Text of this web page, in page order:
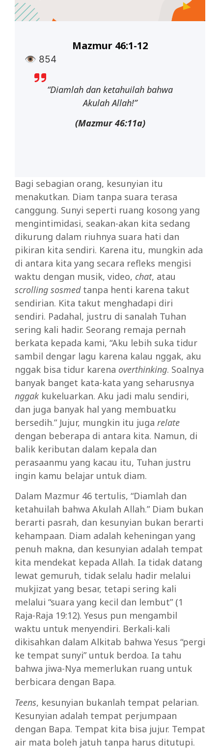
👁 854
Mazmur 46:1-12
“Diamlah dan ketahuilah bahwa
Akulah Allah!”
(Mazmur 46:11a)
Bagi sebagian orang, kesunyian itu
menakutkan. Diam tanpa suara terasa
canggung. Sunyi seperti ruang kosong yang
mengintimidasi, seakan-akan kita sedang
dikurung dalam riuhnya suara hati dan
pikiran kita sendiri. Karena itu, mungkin ada
di antara kita yang secara refleks mengisi
waktu dengan musik, video, chat, atau
scrolling sosmed tanpa henti karena takut
sendirian. Kita takut menghadapi diri
sendiri. Padahal, justru di sanalah Tuhan
sering kali hadir. Seorang remaja pernah
berkata kepada kami, “Aku lebih suka tidur
sambil dengar lagu karena kalau nggak, aku
nggak bisa tidur karena overthinking. Soalnya
banyak banget kata-kata yang seharusnya
nggak kukeluarkan. Aku jadi malu sendiri,
dan juga banyak hal yang membuatku
bersedih.” Jujur, mungkin itu juga relate
dengan beberapa di antara kita. Namun, di
balik keributan dalam kepala dan
perasaanmu yang kacau itu, Tuhan justru
ingin kamu belajar untuk diam.
Dalam Mazmur 46 tertulis, “Diamlah dan
ketahuilah bahwa Akulah Allah.” Diam bukan
berarti pasrah, dan kesunyian bukan berarti
kehampaan. Diam adalah keheningan yang
penuh makna, dan kesunyian adalah tempat
kita mendekat kepada Allah. Ia tidak datang
lewat gemuruh, tidak selalu hadir melalui
mukjizat yang besar, tetapi sering kali
melalui “suara yang kecil dan lembut” (1
Raja-Raja 19:12). Yesus pun mengambil
waktu untuk menyendiri. Berkali-kali
dikisahkan dalam Alkitab bahwa Yesus “pergi
ke tempat sunyi” untuk berdoa. Ia tahu
bahwa jiwa-Nya memerlukan ruang untuk
berbicara dengan Bapa.
Teens, kesunyian bukanlah tempat pelarian.
Kesunyian adalah tempat perjumpaan
dengan Bapa. Tempat kita bisa jujur. Tempat
air mata boleh jatuh tanpa harus ditutupi.